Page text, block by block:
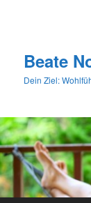
Beate
Dein Ziel: